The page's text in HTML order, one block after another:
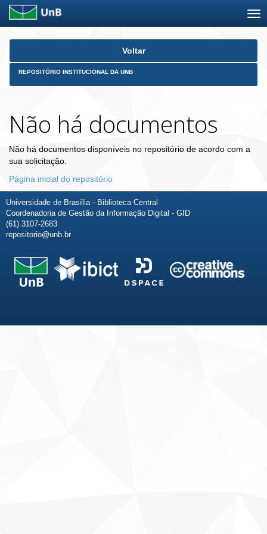
Skip
Voltar
REPOSITÓRIO INSTITUCIONAL DA UNB
Não há documentos
Não há documentos disponíveis no repositório de acordo com a
sua solicitação.
Página inicial do repositório
Universidade de Brasília - Biblioteca Central
Coordenadoria de Gestão da Informação Digital - GID
(61) 3107-2683
repositorio@unb.br